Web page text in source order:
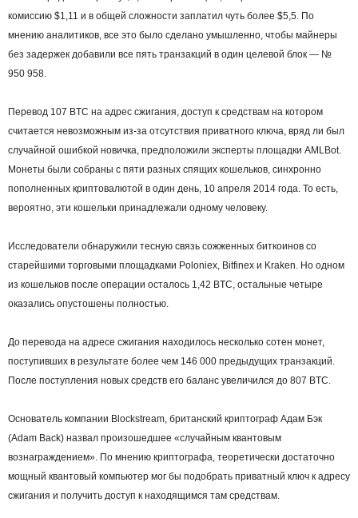
комиссию $1,11 и в общей сложности заплатил чуть более $5,5. По
мнению аналитиков, все это было сделано умышленно, чтобы майнеры
без задержек добавили все пять транзакций в один целевой блок — №
950 958.
Перевод 107 BTC на адрес сжигания, доступ к средствам на котором
считается невозможным из-за отсутствия приватного ключа, вряд ли был
случайной ошибкой новичка, предположили эксперты площадки AMLBot.
Монеты были собраны с пяти разных спящих кошельков, синхронно
пополненных криптовалютой в один день, 10 апреля 2014 года. То есть,
вероятно, эти кошельки принадлежали одному человеку.
Исследователи обнаружили тесную связь сожженных биткоинов со
старейшими торговыми площадками Poloniex, Bitfinex и Kraken. Но одном
из кошельков после операции осталось 1,42 BTC, остальные четыре
оказались опустошены полностью.
До перевода на адресе сжигания находилось несколько сотен монет,
поступивших в результате более чем 146 000 предыдущих транзакций.
После поступления новых средств его баланс увеличился до 807 BTC.
Основатель компании Blockstream, британский криптограф Адам Бэк
(Adam Back) назвал произошедшее «случайным квантовым
вознаграждением». По мнению криптографа, теоретически достаточно
мощный квантовый компьютер мог бы подобрать приватный ключ к адресу
сжигания и получить доступ к находящимся там средствам.